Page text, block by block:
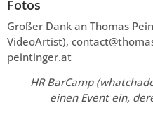
Fotos
Großer Dank an Thomas
VideoArtist),
peintinger.at
HR BarCamp
einen Event ein,